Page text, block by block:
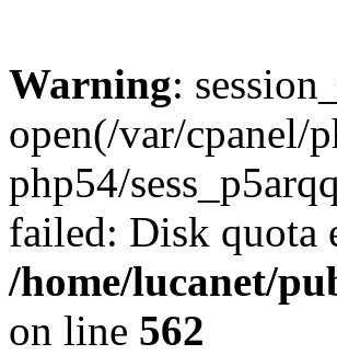
Warning:
open(/var/cpanel/
php54/
failed: Disk quota
/home/lucanet/
on line 562